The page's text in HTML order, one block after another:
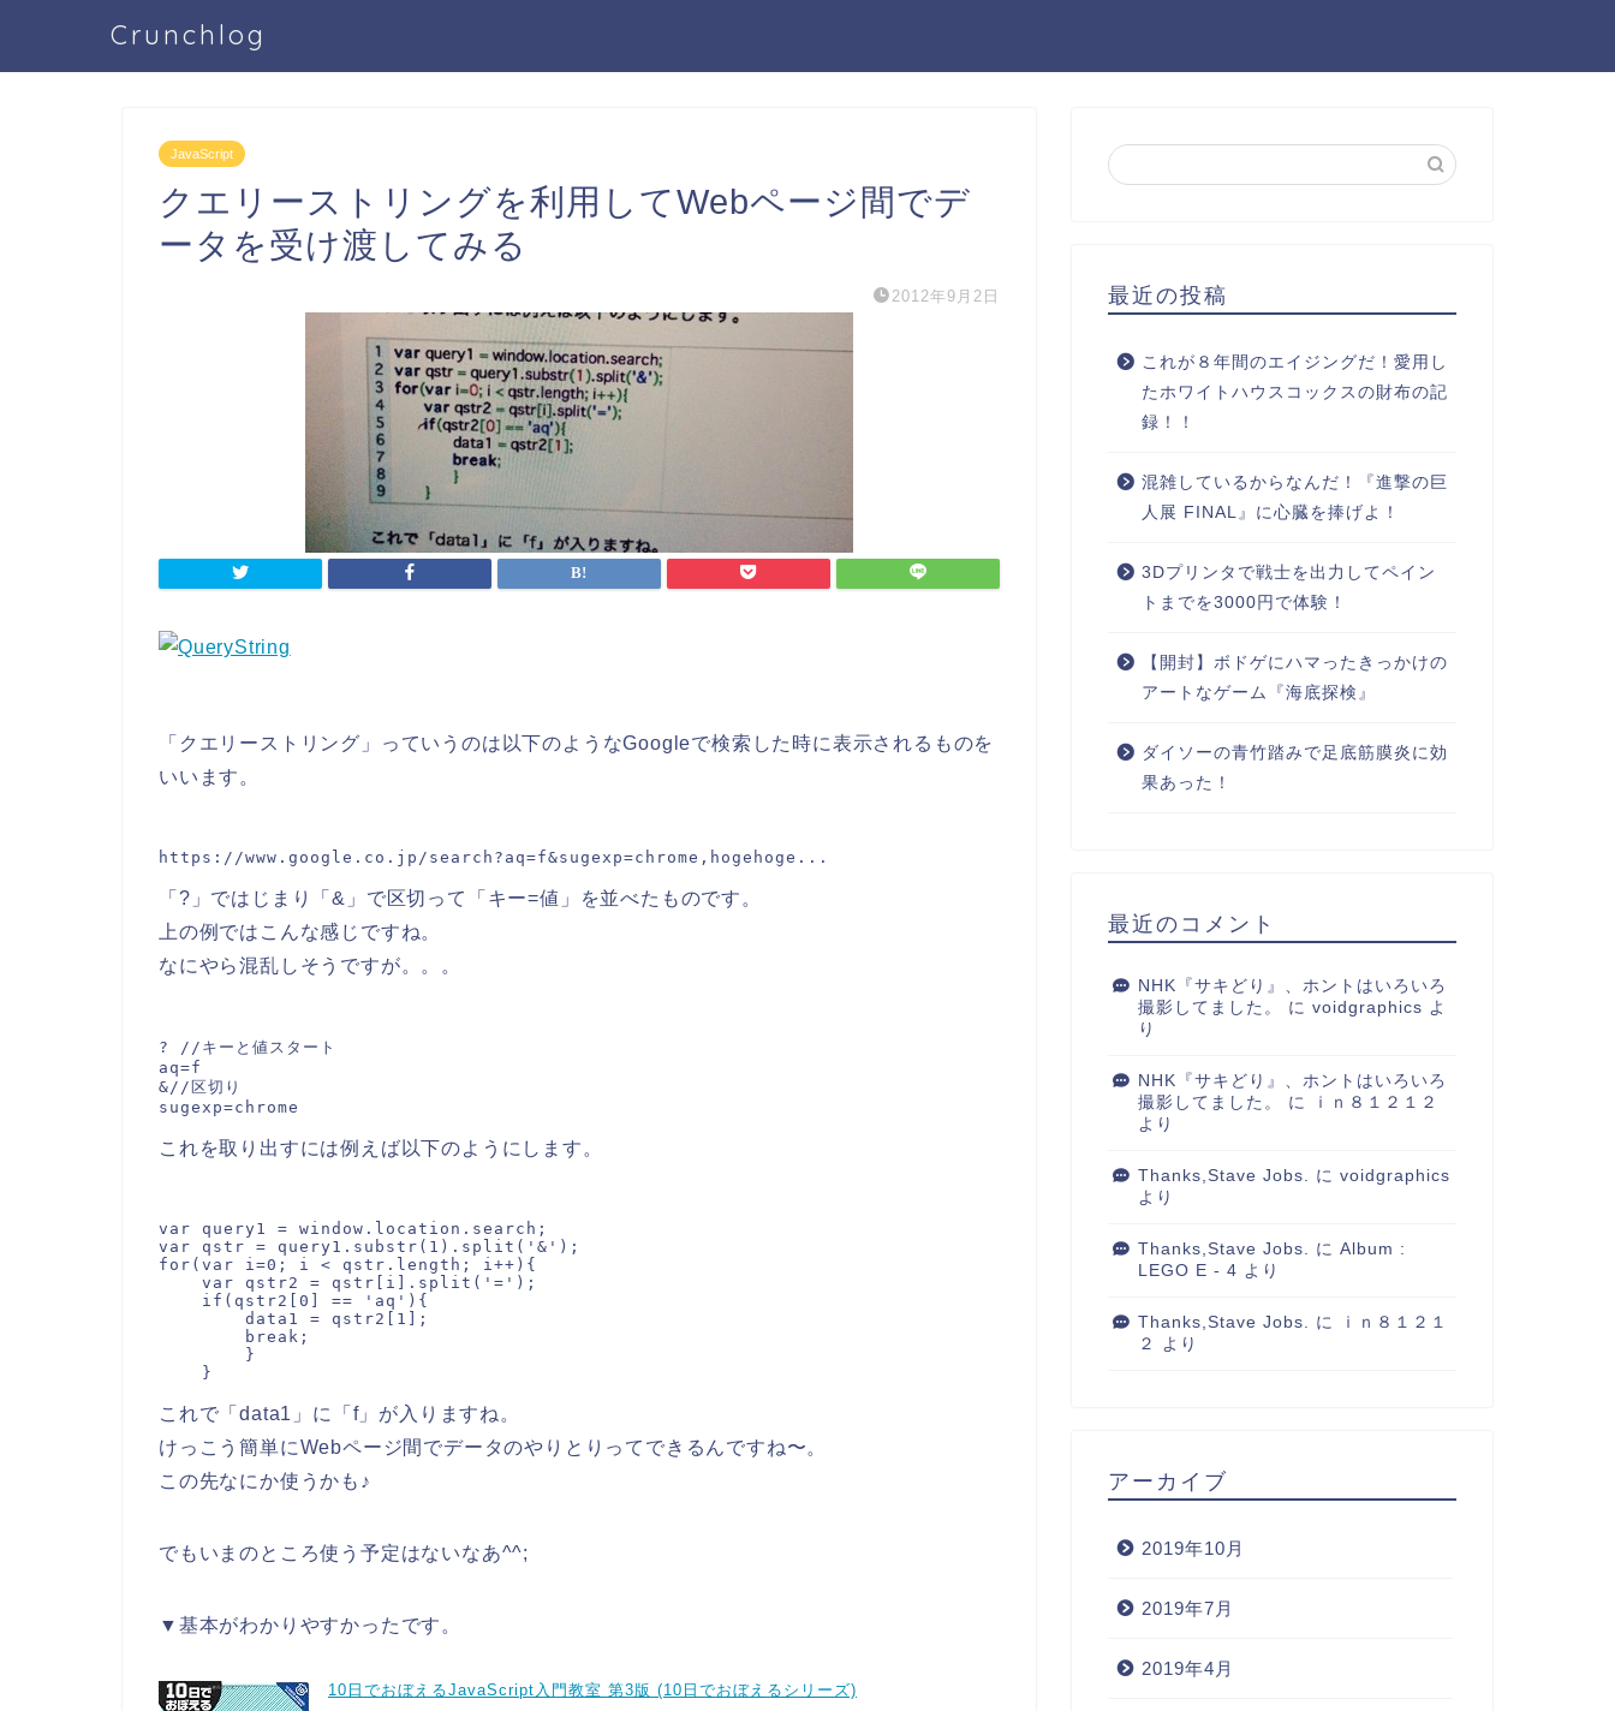
Crunchlog
JavaScript
クエリーストリングを利用してWebページ間でデ
ータを受け渡してみる
2012年9月2日
「クエリーストリング」っていうのは以下のようなGoogleで検索した時に表示されるものを
いいます。
「?」ではじまり「&」で区切って「キー=値」を並べたものです。
上の例ではこんな感じですね。
なにやら混乱しそうですが。。。
? //キーと値スタート
aq=f
&//区切り
これを取り出すには例えば以下のようにします。
var query1 = window.location.search;
var qstr = query1.substr(1).split('&');
for(var i=0; i < qstr.length; i++){
    var qstr2 = qstr[i].split('=');
    if(qstr2[0] == 'aq'){
        data1 = qstr2[1];
        break;
        }
これで「data1」に「f」が入りますね。
けっこう簡単にWebページ間でデータのやりとりってできるんですね〜。
この先なにか使うかも♪
でもいまのところ使う予定はないなあ^^;
▼基本がわかりやすかったです。
10日でおぼえるJavaScript入門教室 第3版 (10日でおぼえるシリーズ)
最近の投稿
これが８年間のエイジングだ！愛用し
たホワイトハウスコックスの財布の記
録！！
混雑しているからなんだ！『進撃の巨
人展 FINAL』に心臓を捧げよ！
3Dプリンタで戦士を出力してペイン
トまでを3000円で体験！
【開封】ボドゲにハマったきっかけの
アートなゲーム『海底探検』
ダイソーの青竹踏みで足底筋膜炎に効
果あった！
最近のコメント
NHK『サキどり』、ホントはいろいろ
撮影してました。
に voidgraphics よ
り
NHK『サキどり』、ホントはいろいろ
撮影してました。
に
ｉｎ８１２１２
より
Thanks,Stave Jobs. に voidgraphics
より
Thanks,Stave Jobs. に Album :
LEGO E - 4 より
Thanks,Stave Jobs. に
ｉｎ８１２１
２
より
アーカイブ
2019年10月
2019年7月
2019年4月